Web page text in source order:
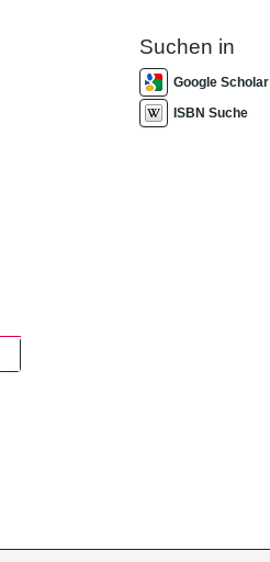
Suchen in
Google Scholar
ISBN Suche